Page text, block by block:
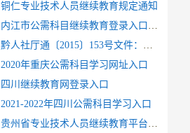
铜仁专业技术人员继续教育规定通知
内江市公需科目继续教育登录入口网址(2023年打印证书)
黔人社厅通〔2015〕153号文件：贵州基层认定副高级职称相关规定
2020年重庆公需科目学习网址入口
四川继续教育网登录入口
2021-2022年四川公需科目学习入口
贵州省专业技术人员继续教育平台项目采购公示